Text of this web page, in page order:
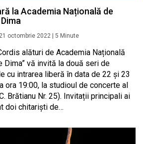
la Academia Națională de
octombrie 2022 5 Minute
alături de Academia Națională
Dima” vă invită la două seri de
cu intrarea liberă în data de 22 și 23
ora 19:00, la studioul de concerte al
Brătianu Nr. 25). Invitații principali ai
doi chitariști de…